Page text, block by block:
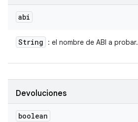
abi
String : el nombre de ABI a probar.
Devoluciones
boolean